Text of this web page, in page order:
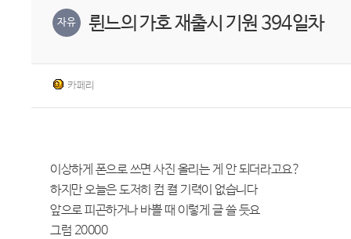
자유 륀느의 가호 재출시 기원 394일차
카페리
이상하게 폰으로 쓰면 사진 올리는 게 안 되더라고요?
하지만 오늘은 도저히 컴 켤 기력이 없습니다
앞으로 피곤하거나 바쁠 때 이렇게 글 쓸 듯요
그럼 20000